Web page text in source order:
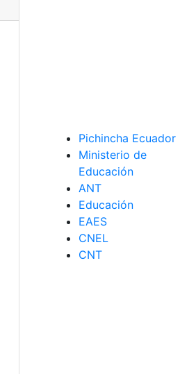
Pichincha Ecuador
Ministerio de
Educación
ANT
Educación
EAES
CNEL
CNT